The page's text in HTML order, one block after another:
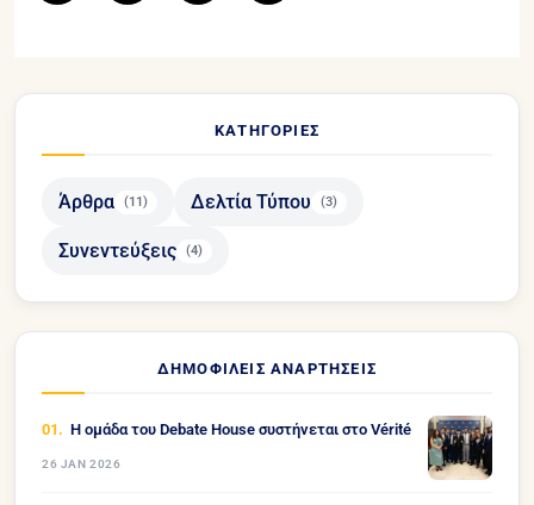
ΚΑΤΗΓΟΡΊΕΣ
Άρθρα (11) Δελτία Τύπου (3)
Συνεντεύξεις (4)
ΔΗΜΟΦΙΛΕΊΣ ΑΝΑΡΤΉΣΕΙΣ
Η ομάδα του Debate House συστήνεται στο Vérité
26 JAN 2026